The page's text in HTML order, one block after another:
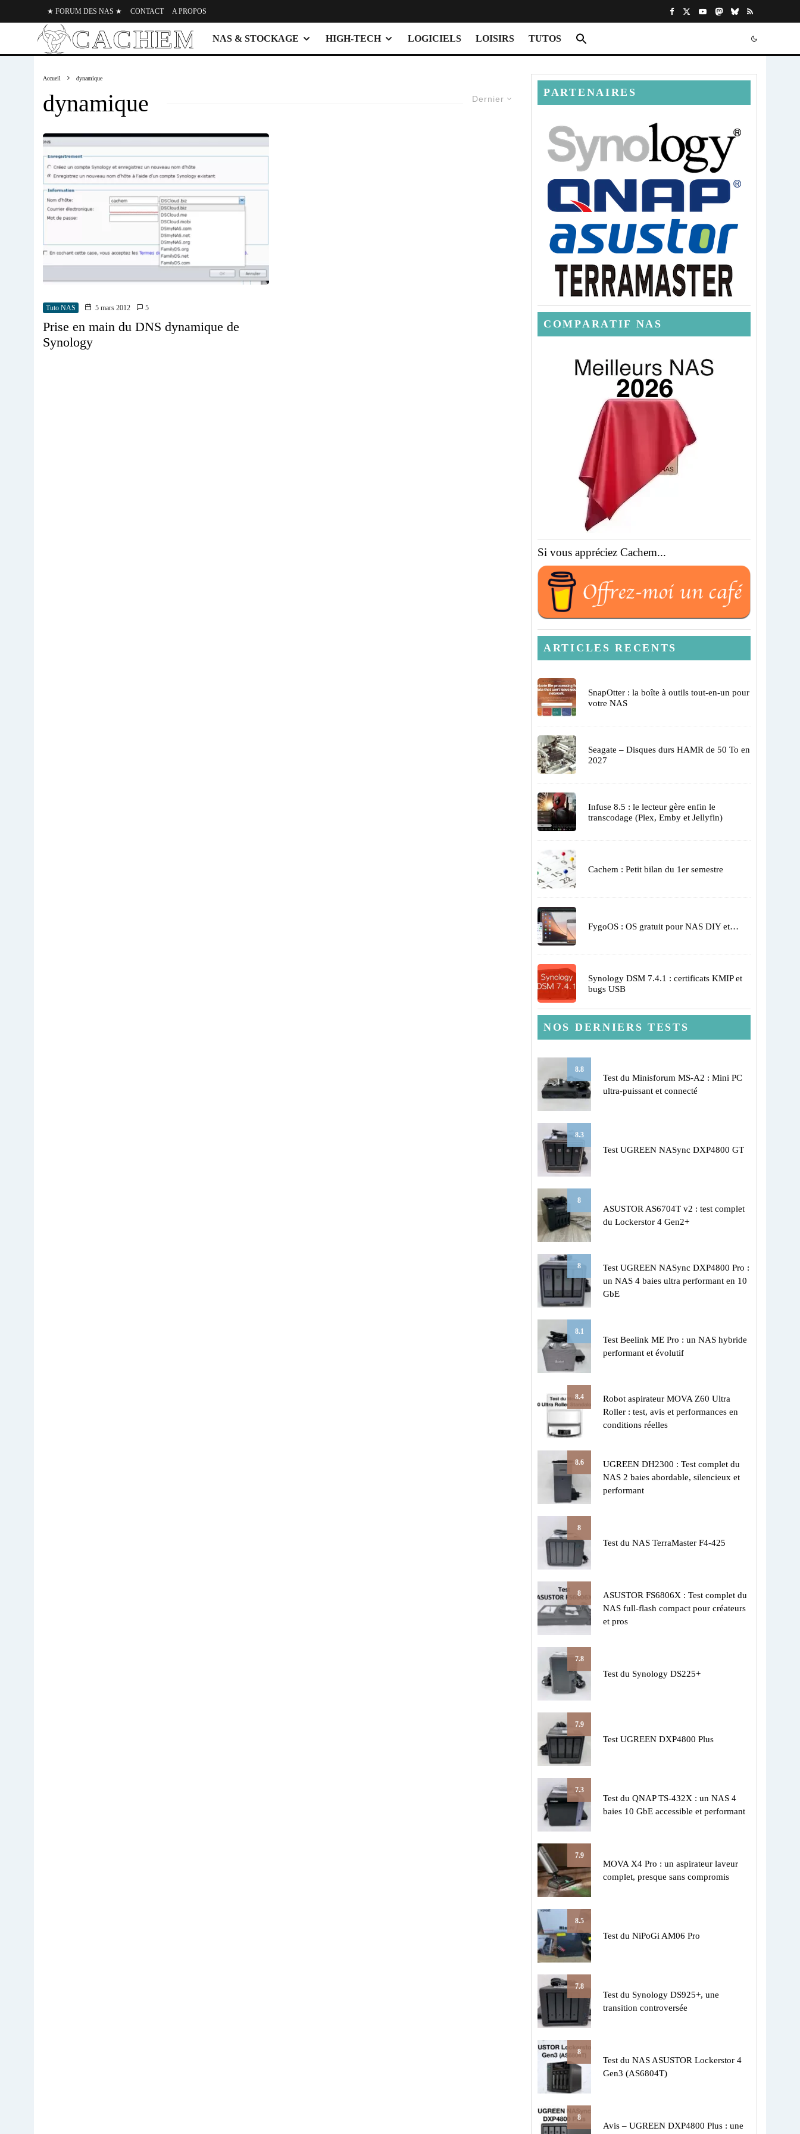
★ FORUM DES NAS ★ CONTACT A PROPOS
NAS & STOCKAGE HIGH-TECH LOGICIELS LOISIRS TUTOS
Accueil dynamique
Dernier
dynamique
Tuto NAS 5 mars 2012 5
Prise en main du DNS dynamique de
Synology
PARTENAIRES
COMPARATIF NAS
Si vous appréciez Cachem...
ARTICLES RECENTS
SnapOtter : la boîte à outils tout-en-un pour
votre NAS
Seagate – Disques durs HAMR de 50 To en
2027
Infuse 8.5 : le lecteur gère enfin le
transcodage (Plex, Emby et Jellyfin)
Cachem : Petit bilan du 1er semestre
FygoOS : OS gratuit pour NAS DIY et…
Synology DSM 7.4.1 : certificats KMIP et
bugs USB
NOS DERNIERS TESTS
8.8
Test du Minisforum MS-A2 : Mini PC
ultra-puissant et connecté
8.3
Test UGREEN NASync DXP4800 GT
8
ASUSTOR AS6704T v2 : test complet
du Lockerstor 4 Gen2+
8
Test UGREEN NASync DXP4800 Pro :
un NAS 4 baies ultra performant en 10
GbE
8.1
Test Beelink ME Pro : un NAS hybride
performant et évolutif
8.4
Robot aspirateur MOVA Z60 Ultra
Roller : test, avis et performances en
conditions réelles
8.6
UGREEN DH2300 : Test complet du
NAS 2 baies abordable, silencieux et
performant
8
Test du NAS TerraMaster F4-425
8
ASUSTOR FS6806X : Test complet du
NAS full-flash compact pour créateurs
et pros
7.8
Test du Synology DS225+
7.9
Test UGREEN DXP4800 Plus
7.3
Test du QNAP TS-432X : un NAS 4
baies 10 GbE accessible et performant
7.9
MOVA X4 Pro : un aspirateur laveur
complet, presque sans compromis
8.5
Test du NiPoGi AM06 Pro
7.8
Test du Synology DS925+, une
transition controversée
8
Test du NAS ASUSTOR Lockerstor 4
Gen3 (AS6804T)
8
Avis – UGREEN DXP4800 Plus : une